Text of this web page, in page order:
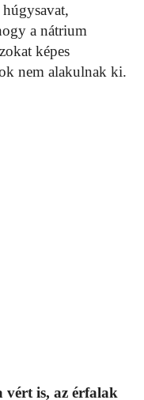
a nátrium
képes
nem alakulnak ki.
vért is, az érfalak